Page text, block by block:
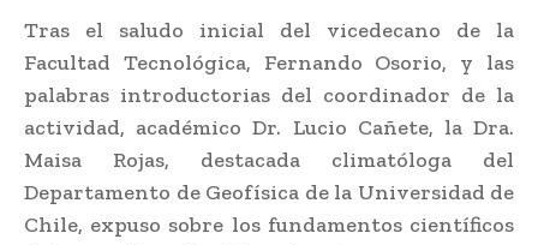
Tras el saludo inicial del vicedecano de la
Facultad Tecnológica, Fernando Osorio, y las
palabras introductorias del coordinador de la
actividad, académico Dr. Lucio Cañete, la Dra.
Maisa Rojas, destacada climatóloga del
Departamento de Geofísica de la Universidad de
Chile, expuso sobre los fundamentos científicos